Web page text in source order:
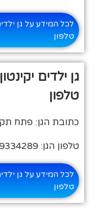
לכל המידע על גן
טלפון
גן ילדים
טלפון
כתובת הגן: פתח
טלפון הגן: 03-9334289
לכל המידע על גן
טלפון